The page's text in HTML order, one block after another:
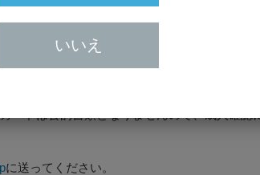
、国民年金手帳、身体障害者手帳等各種福
載事項証明書、戸籍謄本・抄本、住民票の
ドは公的書類となりませんので、成人確認
に送ってください。
いいえ